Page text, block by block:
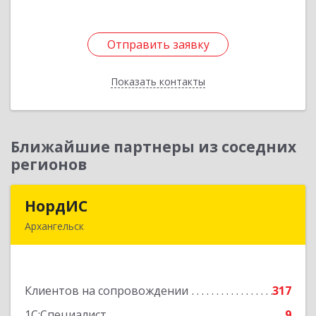
Отправить заявку
Показать контакты
Отправить заявку
Назад
Ближайшие партнеры из соседних
регионов
НордИС
Архангельск
Клиентов на сопровождении
317
Подробнее